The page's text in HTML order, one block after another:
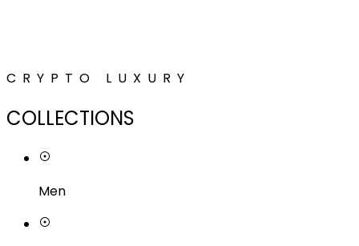
CRYPTO LUXURY
COLLECTIONS
Men